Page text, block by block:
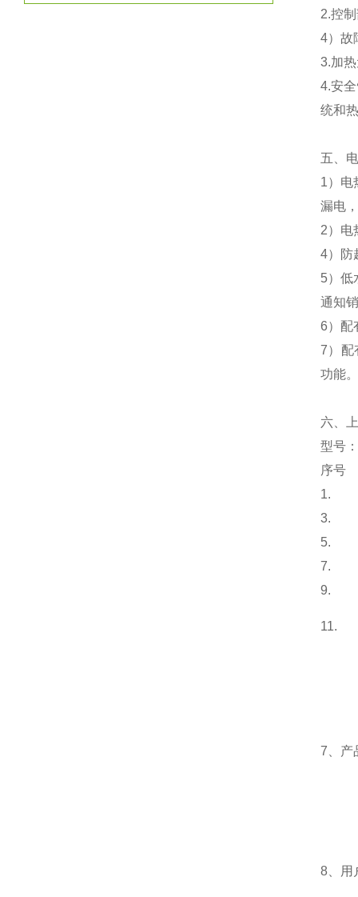
2.控
4） 故
3.加
4.安
统和
五
1） 电
漏电 ，
2） 电
4）
防
5）低
通知
6） 配
7） 配
功能。
六
型号
序号
1.
3.
5.
7.
9.
11.
7、 产
8、 用